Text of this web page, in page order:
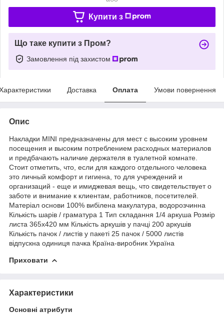
Купити з
Що таке купити з Пром?
Замовлення під захистом
Доставка Оплата Умови повернення
Опис
Накладки MINI предназначены для мест с высоким уровнем
посещения и высоким потреблением расходных материалов
и предбачають наличие держателя в туалетной комнате.
Стоит отметить, что, если для каждого отдельного человека
это личный комфорт и гигиена, то для учреждений и
организаций - еще и имиджевая вещь, что свидетельствует о
заботе и внимание к клиентам, работников, посетителей.
Матеріал основи 100% вибілена макулатура, водорозчинна
Кількість шарів / граматура 1 Тип складання 1/4 аркуша Розмір
листа 365х420 мм Кількість аркушів у пачці 200 аркушів
Кількість пачок / листів у пакеті 25 пачок / 5000 листів
відпускна одиниця пачка Країна-виробник Україна
Приховати
Характеристики
Основні атрибути